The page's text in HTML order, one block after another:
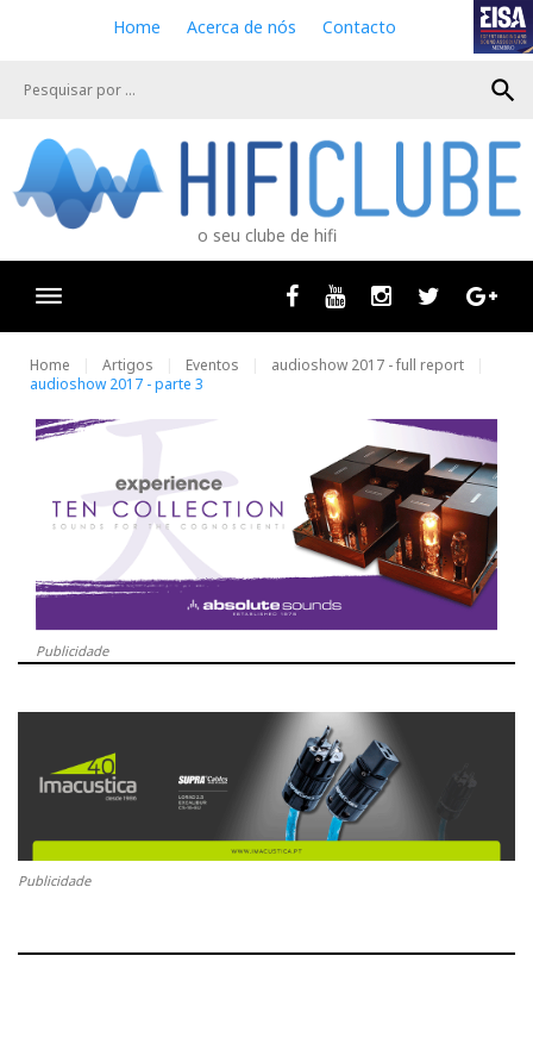
e
Home Acerca de nós Contacto
search
o seu clube de hifi
Facebook
Youtube InstagramTwitter
Home Artigos Eventos
audioshow 2017 - full report
audioshow 2017 - parte 3
Publicidade
Publicidade